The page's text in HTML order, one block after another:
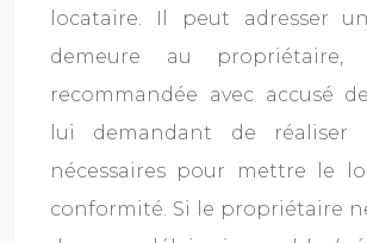
locataire. Il peut adresser
demeure au
recommandée avec accusé
lui demandant de réaliser
nécessaires pour mettre le
conformité. Si le propriétaire